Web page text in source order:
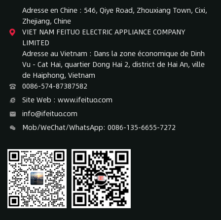
Adresse en Chine : 546, Qiye Road, Zhouxiang Town, Cixi,
Zhejiang, Chine
VIET NAM FEITUO ELECTRIC APPLIANCE COMPANY
LIMITED
Adresse au Vietnam : Dans la zone économique de Dinh
Vu - Cat Hai, quartier Dong Hai 2, district de Hai An, ville
de Haiphong, Vietnam
0086-574-87387582
Site Web : www.ifeituo.com
info@ifeituo.com
Mob/WeChat/WhatsApp: 0086-135-6655-7272